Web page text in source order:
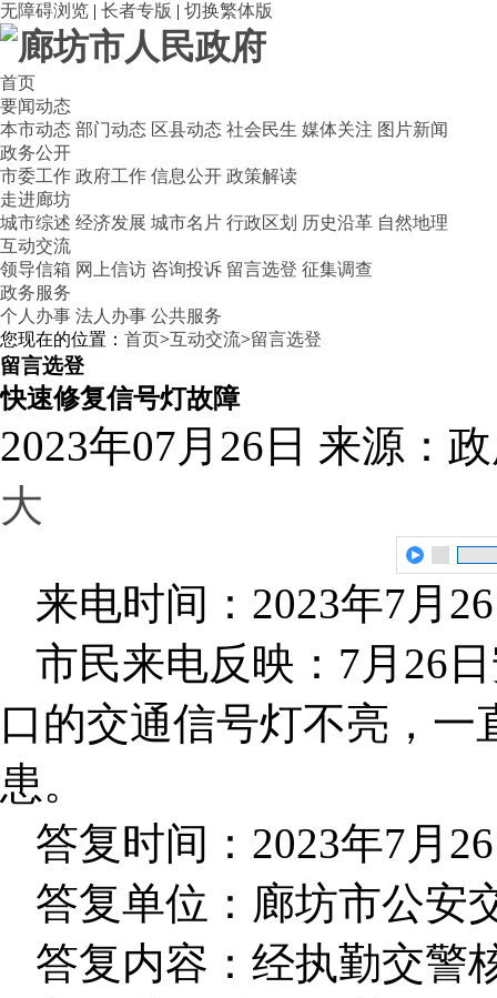
无障碍浏览 | 长者专版 | 切换繁体版
首页
要闻动态
本市动态 部门动态 区县动态 社会民生 媒体关注 图片新闻
政务公开
市委工作 政府工作 信息公开 政策解读
走进廊坊
城市综述 经济发展 城市名片 行政区划 历史沿革 自然地理
互动交流
领导信箱 网上信访 咨询投诉 留言选登 征集调查
政务服务
个人办事 法人办事 公共服务
您现在的位置： 首页>互动交流>留言选登
留言选登
快速修复信号灯故障
2023年07月26日 来源：
大
来电时间：2023年7月
市民来电反映：7月26
口的交通信号灯不亮，
患。
答复时间：2023年7月
答复单位：廊坊市公安
答复内容：经执勤交警